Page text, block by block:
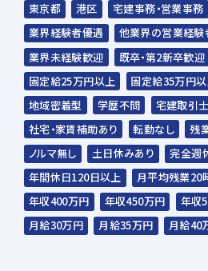
☆入社時期は相談に応じま
の方も積極的にご応募く
☆応募の秘密は厳守いた
東京都 港区 宅建事務・営業事務
業界経験者優遇
他業界の営業経験
業界未経験歓迎
既卒・第2新卒歓迎
固定給25万円以上
固定給35万円
地域密着型
学歴不問 宅建取引
社宅・家賃補助あり
転勤なし 残
ノルマ無し
土日休みあり
完全週
年間休日120日以上
月平均残業20
年収400万円
年収450万円 年収
月給30万円
月給35万円 月給40